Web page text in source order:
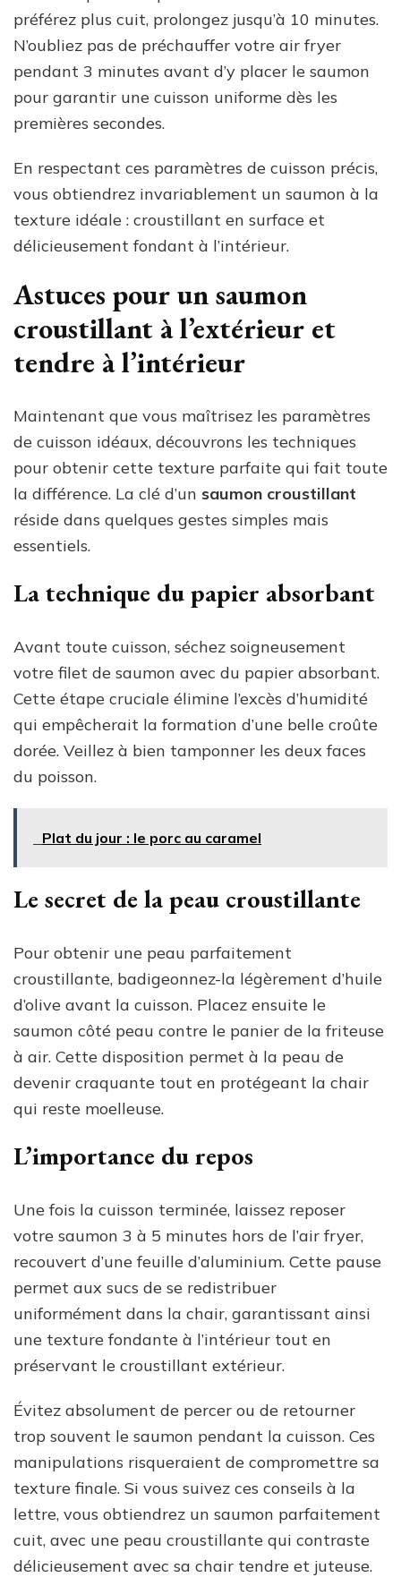
préférez plus cuit, prolongez jusqu’à 10 minutes.
N’oubliez pas de préchauffer votre air fryer
pendant 3 minutes avant d’y placer le saumon
pour garantir une cuisson uniforme dès les
premières secondes.
En respectant ces paramètres de cuisson précis,
vous obtiendrez invariablement un saumon à la
texture idéale : croustillant en surface et
délicieusement fondant à l’intérieur.
Astuces pour un saumon
croustillant à l’extérieur et
tendre à l’intérieur
Maintenant que vous maîtrisez les paramètres
de cuisson idéaux, découvrons les techniques
pour obtenir cette texture parfaite qui fait toute
la différence. La clé d’un saumon croustillant
réside dans quelques gestes simples mais
essentiels.
La technique du papier absorbant
Avant toute cuisson, séchez soigneusement
votre filet de saumon avec du papier absorbant.
Cette étape cruciale élimine l’excès d’humidité
qui empêcherait la formation d’une belle croûte
dorée. Veillez à bien tamponner les deux faces
du poisson.
Plat du jour : le porc au caramel
Le secret de la peau croustillante
Pour obtenir une peau parfaitement
croustillante, badigeonnez-la légèrement d’huile
d’olive avant la cuisson. Placez ensuite le
saumon côté peau contre le panier de la friteuse
à air. Cette disposition permet à la peau de
devenir craquante tout en protégeant la chair
qui reste moelleuse.
L’importance du repos
Une fois la cuisson terminée, laissez reposer
votre saumon 3 à 5 minutes hors de l’air fryer,
recouvert d’une feuille d’aluminium. Cette pause
permet aux sucs de se redistribuer
uniformément dans la chair, garantissant ainsi
une texture fondante à l’intérieur tout en
préservant le croustillant extérieur.
Évitez absolument de percer ou de retourner
trop souvent le saumon pendant la cuisson. Ces
manipulations risqueraient de compromettre sa
texture finale. Si vous suivez ces conseils à la
lettre, vous obtiendrez un saumon parfaitement
cuit, avec une peau croustillante qui contraste
délicieusement avec sa chair tendre et juteuse.